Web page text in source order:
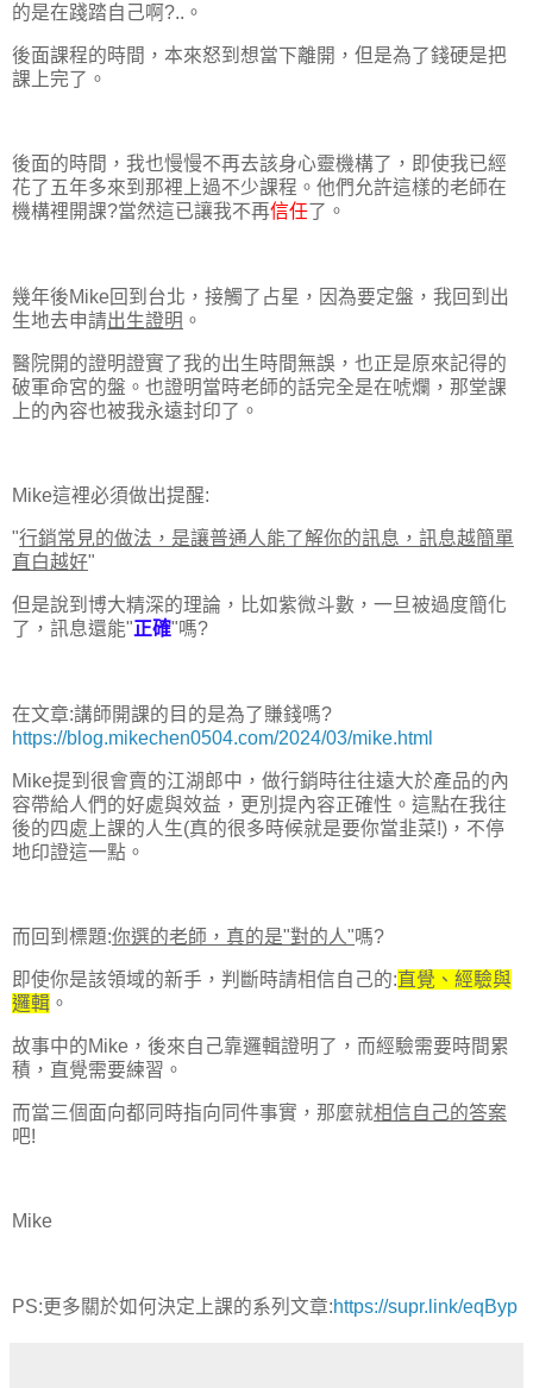
的是在踐踏自己啊?..。
後面課程的時間，本來怒到想當下離開，但是為了錢硬是把
課上完了。
後面的時間，我也慢慢不再去該身心靈機構了，即使我已經
花了五年多來到那裡上過不少課程。他們允許這樣的老師在
機構裡開課?當然這已讓我不再信任了。
幾年後Mike回到台北，接觸了占星，因為要定盤，我回到出
生地去申請出生證明 。
醫院開的證明證實了我的出生時間無誤，也正是原來記得的
破軍命宮的盤。也證明當時老師的話完全是在唬爛，那堂課
上的內容也被我永遠封印了。
Mike這裡必須做出提醒:
"行銷常見的做法，是讓普通人能了解你的訊息，訊息越簡單
直白越好"
但是說到博大精深的理論，比如紫微斗數，一旦被過度簡化
了，訊息還能"正確"嗎?
在文章:講師開課的目的是為了賺錢嗎?
https://blog.mikechen0504.com/2024/03/mike.html
Mike提到很會賣的江湖郎中，做行銷時往往遠大於產品的內
容帶給人們的好處與效益，更別提內容正確性。這點在我往
後的四處上課的人生(真的很多時候就是要你當韭菜!)，不停
地印證這一點。
而回到標題:你選的老師，真的是"對的人"嗎?
即使你是該領域的新手，判斷時請相信自己的:直覺、經驗與
邏輯 。
故事中的Mike，後來自己靠邏輯證明了，而經驗需要時間累
積，直覺需要練習。
而當三個面向都同時指向同件事實，那麼就相信自己的答案
吧!
Mike
PS:更多關於如何決定上課的系列文章:https://supr.link/eqByp